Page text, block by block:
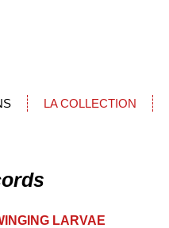
LA COLLECTION
LARVAE